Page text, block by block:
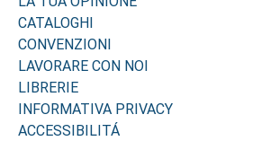
CATALOGHI
CONVENZIONI
LAVORARE CON NOI
LIBRERIE
INFORMATIVA PRIVACY
ACCESSIBILITÁ